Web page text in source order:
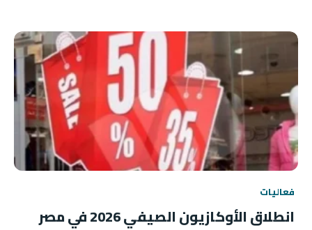
فعاليات
انطلاق الأوكازيون الصيفي 2026 في مصر